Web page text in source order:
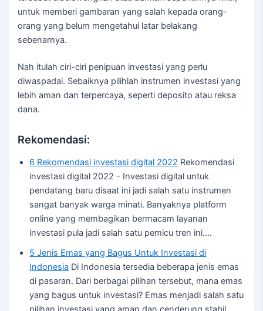
untuk memberi gambaran yang salah kepada orang-
orang yang belum mengetahui latar belakang
sebenarnya.
Nah itulah ciri-ciri penipuan investasi yang perlu
diwaspadai. Sebaiknya pilihlah instrumen investasi yang
lebih aman dan terpercaya, seperti deposito atau reksa
dana.
Rekomendasi:
6 Rekomendasi investasi digital 2022 Rekomendasi
investasi digital 2022 - Investasi digital untuk
pendatang baru disaat ini jadi salah satu instrumen
sangat banyak warga minati. Banyaknya platform
online yang membagikan bermacam layanan
investasi pula jadi salah satu pemicu tren ini.…
5 Jenis Emas yang Bagus Untuk Investasi di
Indonesia Di Indonesia tersedia beberapa jenis emas
di pasaran. Dari berbagai pilihan tersebut, mana emas
yang bagus untuk investasi? Emas menjadi salah satu